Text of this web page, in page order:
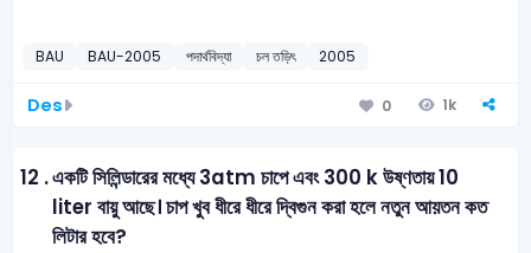
BAU BAU-2005 পদার্থবিদ্যা চল তড়িৎ 2005
Des 0 1k
12 .একটি সিলিন্ডারের মধ্যে 3atm চাপে এবং 300 k উষ্ণতায় 10
liter বায়ু আছে। চাপ খুব ধীরে ধীরে দ্বিগুন করা হলে নতুন আয়তন কত
লিটার হবে?